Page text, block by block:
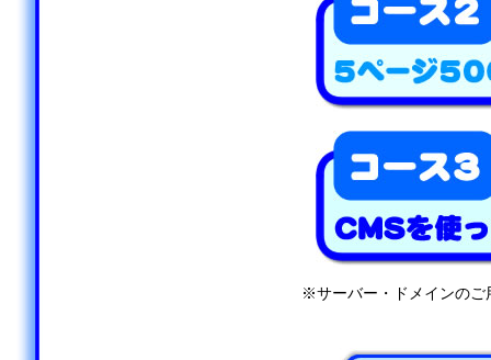
※サーバー・ドメインのご